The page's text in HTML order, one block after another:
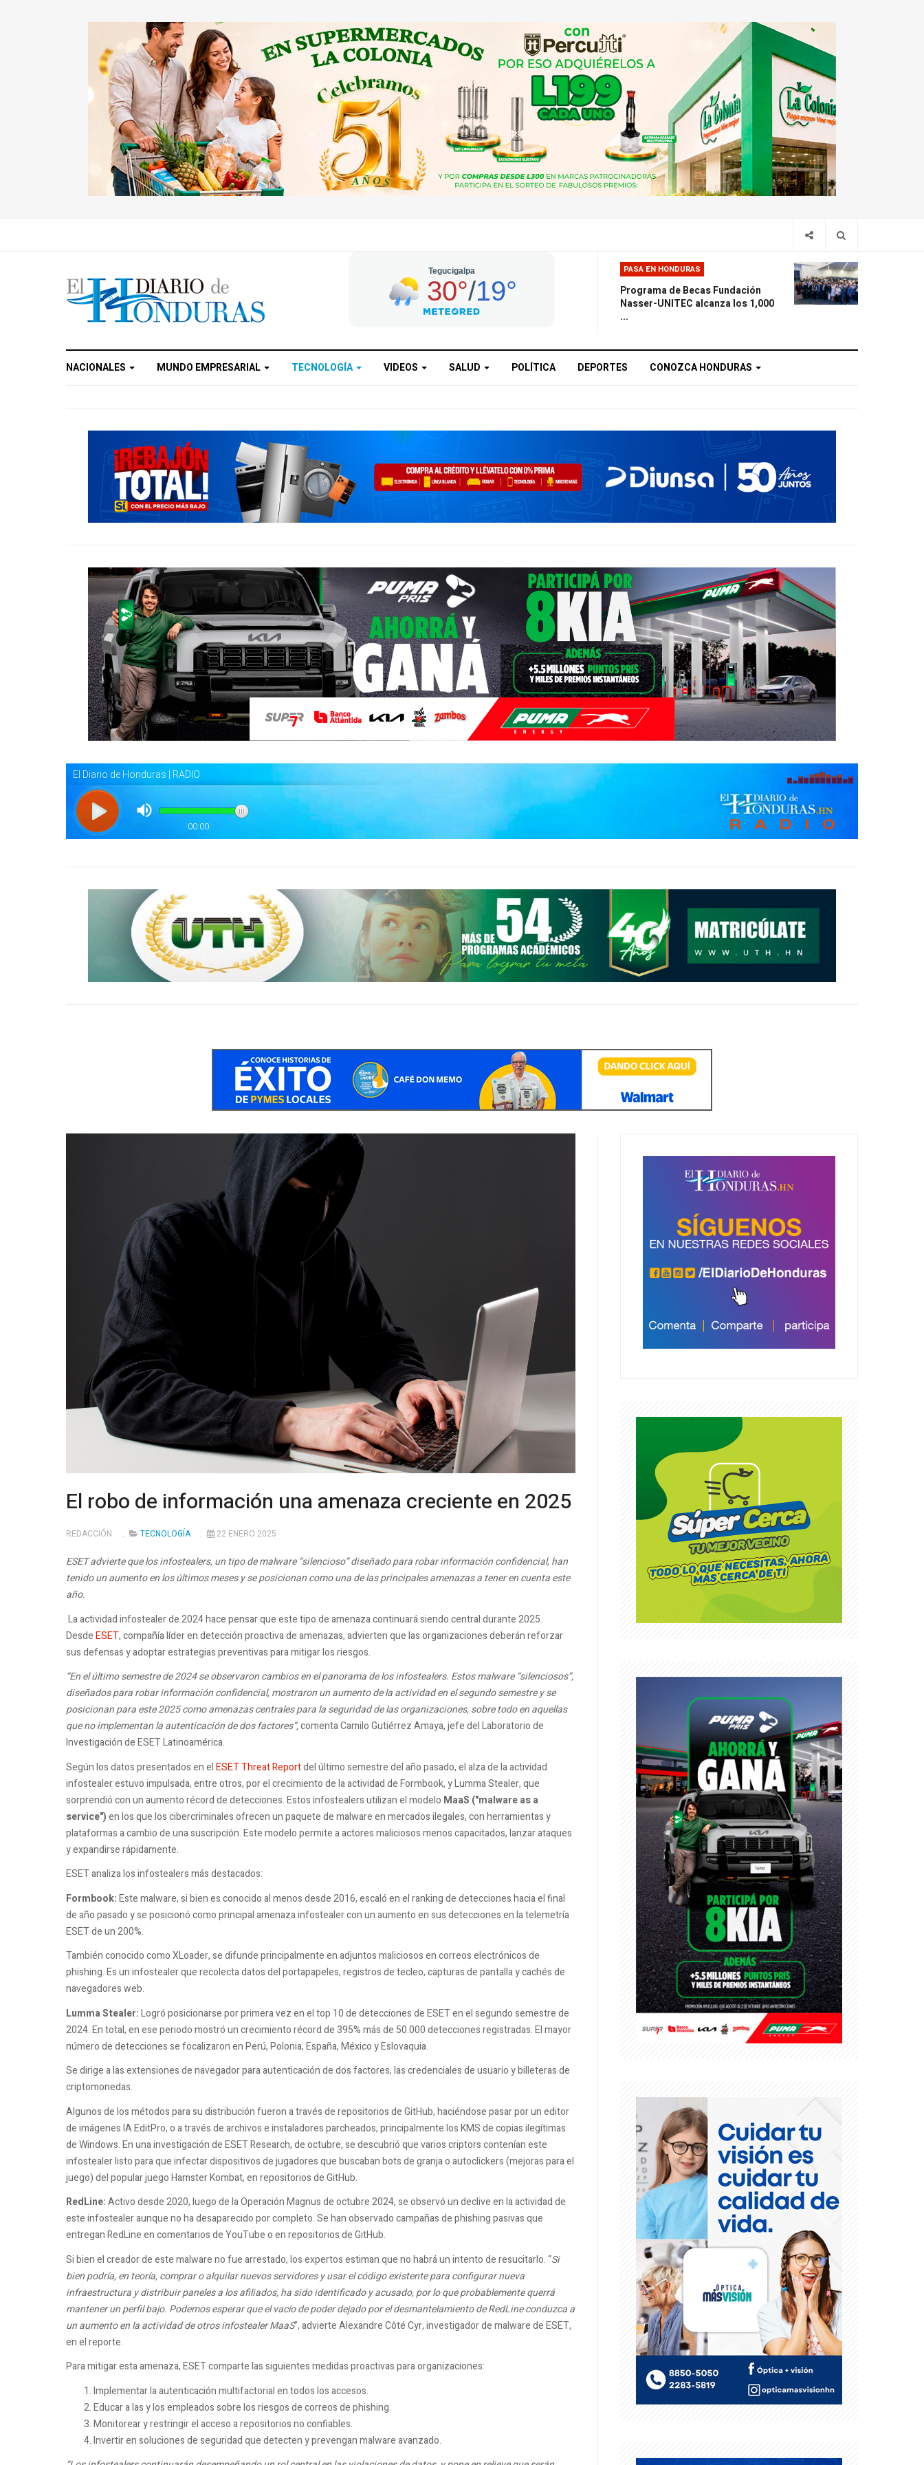
PASA EN HONDURAS
Programa de Becas Fundación
Nasser-UNITEC alcanza los 1,000
...
NACIONALES MUNDO EMPRESARIAL TECNOLOGÍA VIDEOS SALUD POLÍTICA DEPORTES CONOZCA HONDURAS
El robo de información una amenaza creciente en 2025
REDACCIÓN TECNOLOGÍA 22 ENERO 2025
ESET advierte que losinfostealers, un tipo de malware “silencioso” diseñado para robar información confidencial, han
tenido un aumento en los últimos meses y se posicionan como una de las principales amenazas a tener en cuenta este
año.
La actividad infostealer de 2024 hace pensar que este tipo de amenaza continuará siendo central durante 2025.
DesdeESET, compañía líder en detección proactiva de amenazas, advierten que las organizaciones deberán reforzar
sus defensas y adoptar estrategias preventivas para mitigar los riesgos.
“En el último semestre de 2024 se observaron cambios en el panorama de los infostealers. Estos malware “silenciosos”,
diseñados para robar información confidencial, mostraron un aumento de la actividad en el segundo semestre y se
posicionan para este 2025 como amenazas centrales para la seguridad de las organizaciones, sobre todo en aquellas
que no implementan la autenticación de dos factores”,comenta Camilo Gutiérrez Amaya, jefe del Laboratorio de
Investigación de ESET Latinoamérica.
Según los datos presentados en elESET Threat Reportdel último semestre del año pasado, el alza de la actividad
infostealer estuvo impulsada, entre otros, por el crecimiento de la actividad de Formbook, y Lumma Stealer, que
sorprendió con un aumento récord de detecciones. Estos infostealers utilizan el modelo MaaS ("malware as a
service")en los que los cibercriminales ofrecen un paquete de malware en mercados ilegales, con herramientas y
plataformas a cambio de una suscripción. Este modelo permite a actores maliciosos menos capacitados, lanzar ataques
y expandirse rápidamente.
ESET analiza los infostealers más destacados:
Formbook:Este malware, si bien es conocido al menos desde 2016, escaló en el ranking de detecciones hacia el final
de año pasado y se posicionó como principal amenaza infostealer con un aumento en sus detecciones en la telemetría
ESET de un 200%.
También conocido como XLoader, se difunde principalmente en adjuntos maliciosos en correos electrónicos de
phishing. Es un infostealer que recolecta datos del portapapeles, registros de tecleo, capturas de pantalla y cachés de
navegadores web.
Lumma Stealer:Logró posicionarse por primera vez en el top 10 de detecciones de ESET en el segundo semestre de
2024. En total, en ese periodo mostró un crecimiento récord de 395% más de 50.000 detecciones registradas. El mayor
número de detecciones se focalizaron en Perú, Polonia, España, México y Eslovaquia.
Se dirige a las extensiones de navegador para autenticación de dos factores, las credenciales de usuario y billeteras de
criptomonedas.
Algunos de los métodos para su distribución fueron a través de repositorios de GitHub, haciéndose pasar por un editor
de imágenes IA EditPro, o a través de archivos e instaladores parcheados, principalmente los KMS de copias ilegítimas
de Windows. En una investigación de ESET Research, de octubre, se descubrió que varios criptors contenían este
infostealer listo para que infectar dispositivos de jugadores que buscaban bots de granja o autoclickers (mejoras para el
juego) del popular juego Hamster Kombat, en repositorios de GitHub.
RedLine:Activo desde 2020, luego de la Operación Magnus de octubre 2024, se observó un declive en la actividad de
este infostealer aunque no ha desaparecido por completo. Se han observado campañas de phishing pasivas que
entregan RedLine en comentarios de YouTube o en repositorios de GitHub.
Si bien el creador de este malware no fue arrestado, los expertos estiman que no habrá un intento de resucitarlo. “Si
bien podría, en teoría, comprar o alquilar nuevos servidores y usar el código existente para configurar nueva
infraestructura y distribuir paneles a los afiliados, ha sido identificado y acusado, por lo que probablemente querrá
mantener un perfil bajo. Podemos esperar que el vacío de poder dejado por el desmantelamiento de RedLine conduzca a
un aumento en la actividad de otros infostealer MaaS”, advierte Alexandre Côté Cyr, investigador de malware de ESET,
en el reporte.
Para mitigar esta amenaza, ESET comparte las siguientes medidas proactivas para organizaciones:
Implementar la autenticación multifactorial en todos los accesos.
Educar a las y los empleados sobre los riesgos de correos de phishing.
Monitorear y restringir el acceso a repositorios no confiables.
Invertir en soluciones de seguridad que detecten y prevengan malware avanzado.